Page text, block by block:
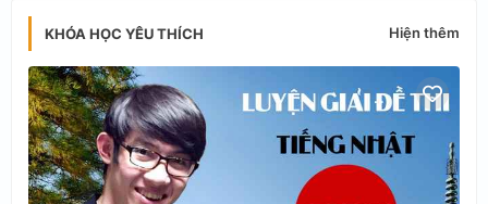
KHÓA HỌC YÊU THÍCH Hiện thêm